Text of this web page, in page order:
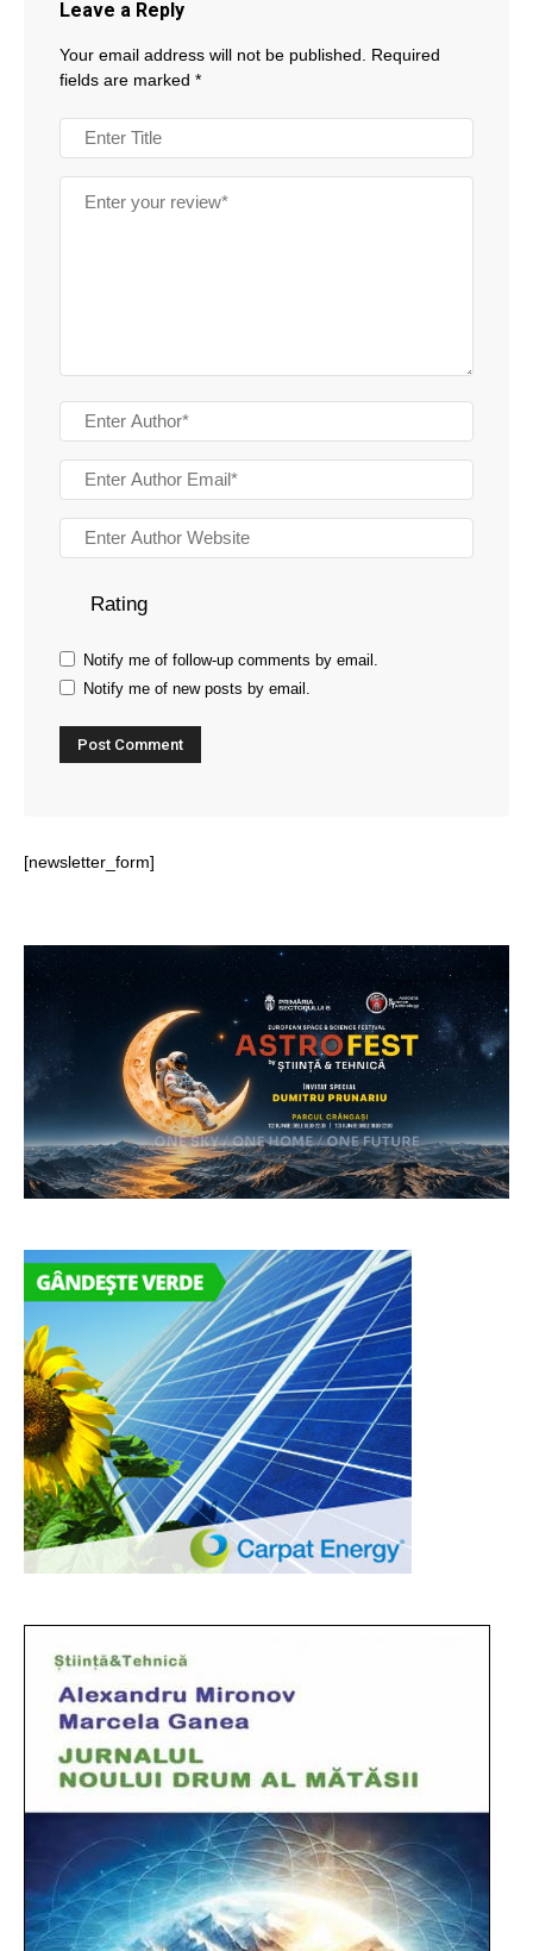
Leave a Reply
Your email address will not be published.
Required
fields are marked *
Rating
Notify me of follow-up comments by email.
Notify me of new posts by email.
[newsletter_form]